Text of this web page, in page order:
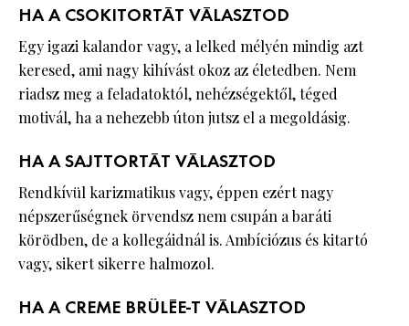
HA A CSOKITORTÁT VÁLASZTOD
Egy igazi kalandor vagy, a lelked mélyén mindig azt
keresed, ami nagy kihívást okoz az életedben. Nem
riadsz meg a feladatoktól, nehézségektől, téged
motivál, ha a nehezebb úton jutsz el a megoldásig.
HA A SAJTTORTÁT VÁLASZTOD
Rendkívül karizmatikus vagy, éppen ezért nagy
népszerűségnek örvendsz nem csupán a baráti
körödben, de a kollegáidnál is. Ambíciózus és kitartó
vagy, sikert sikerre halmozol.
HA A CREME BRÜLÉE-T VÁLASZTOD